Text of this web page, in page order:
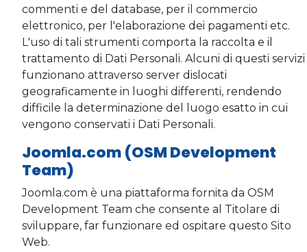
commenti e del database, per il commercio
elettronico, per l'elaborazione dei pagamenti etc.
L'uso di tali strumenti comporta la raccolta e il
trattamento di Dati Personali. Alcuni di questi servizi
funzionano attraverso server dislocati
geograficamente in luoghi differenti, rendendo
difficile la determinazione del luogo esatto in cui
vengono conservati i Dati Personali.
Joomla.com (OSM Development
Team)
Joomla.com è una piattaforma fornita da OSM
Development Team che consente al Titolare di
sviluppare, far funzionare ed ospitare questo Sito
Web.